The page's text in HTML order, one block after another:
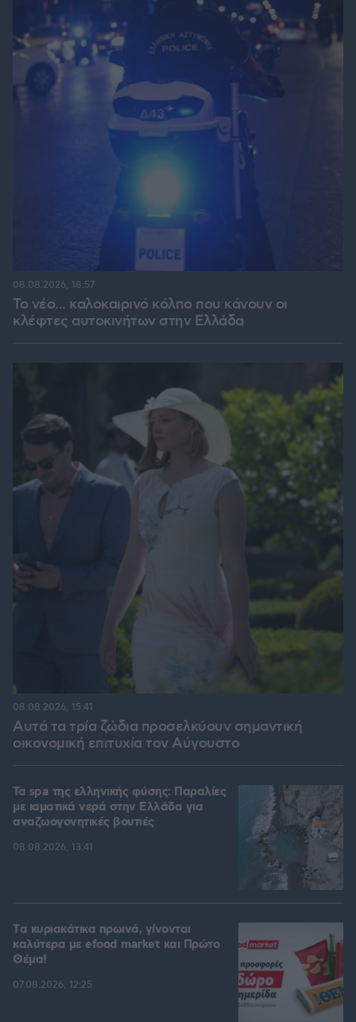
Το νέο... καλοκαιρινό κόλπο που κάνουν οι
κλέφτες αυτοκινήτων στην Ελλάδα
08.08.2026, 18:57
Αυτά τα τρία ζώδια προσελκύουν σημαντική
οικονομική επιτυχία τον Αύγουστο
08.08.2026, 15:41
Τα spa της ελληνικής φύσης: Παραλίες
με ιαματικά νερά στην Ελλάδα για
αναζωογονητικές βουτιές
08.08.2026, 13:41
Tα κυριακάτικα πρωινά, γίνονται
καλύτερα με efood market και Πρώτο
Θέμα!
07.08.2026, 12:25